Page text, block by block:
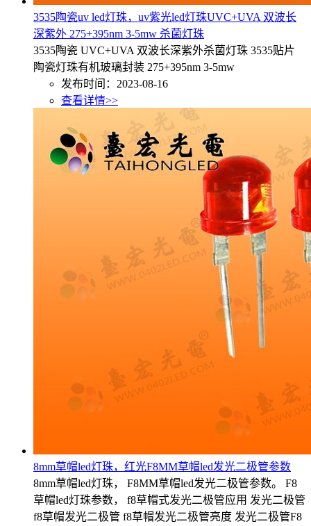
3535陶瓷uv led灯珠，uv紫光led灯珠UVC+UVA 双波长
深紫外 275+395nm 3-5mw 杀菌灯珠
3535陶瓷 UVC+UVA 双波长深紫外杀菌灯珠 3535贴片
陶瓷灯珠有机玻璃封装 275+395nm 3-5mw
发布时间：2023-08-16
查看详情>>
8mm草帽led灯珠，红光F8MM草帽led发光二极管参数
8mm草帽led灯珠， F8MM草帽led发光二极管参数。 F8
草帽led灯珠参数， f8草帽式发光二极管应用 发光二极管
f8草帽发光二极管 f8草帽发光二极管亮度 发光二极管F8